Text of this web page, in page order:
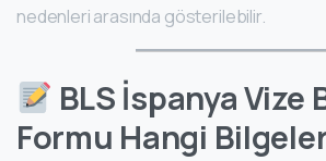
nedenleri arasında gösterilebilir.
BLS İspanya Vize
Formu Hangi